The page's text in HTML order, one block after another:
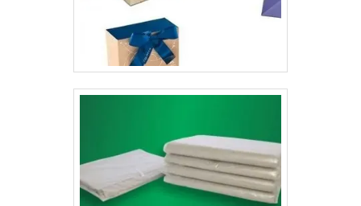
atividades e organizar uma agenda. Existem diversos
tipos de calendários consoante a forma como for
dividido o tempo. No mundo ocidental, o calendário
mais usado é o calendário gregoriano.